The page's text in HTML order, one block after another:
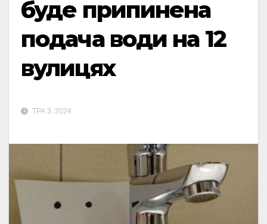
буде припинена
подача води на 12
вулицях
ТРА 3, 2024